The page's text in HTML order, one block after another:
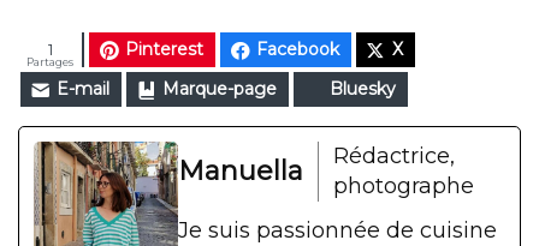
Pinterest Facebook
X
E-mail
Marque-page Bluesky
Partages
1
Manuella
Rédactrice,
photographe
Je suis passionnée de cuisine